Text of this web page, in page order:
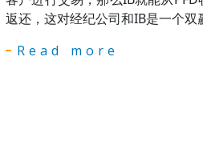
返还，这对经纪公司和IB是一个双
Read more